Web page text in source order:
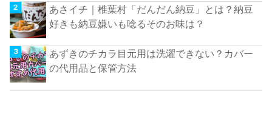
あさイチ｜椎葉村「だんだん納豆」とは？納豆
好きも納豆嫌いも唸るそのお味は？
あずきのチカラ目元用は洗濯できない？カバー
の代用品と保管方法